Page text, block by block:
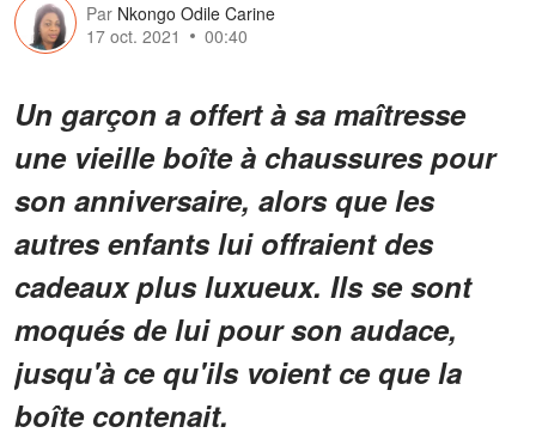
Par Nkongo Odile Carine
17 oct. 2021
00:40
Un garçon a offert à sa maîtresse
une vieille boîte à chaussures pour
son anniversaire, alors que les
autres enfants lui offraient des
cadeaux plus luxueux. Ils se sont
moqués de lui pour son audace,
jusqu'à ce qu'ils voient ce que la
boîte contenait.